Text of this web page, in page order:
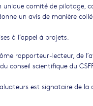
unique comité de pilotage,
un avis de manière
à l’appel à projets.
rapporteur-lecteur, de
conseil scientifique du
est signataire de